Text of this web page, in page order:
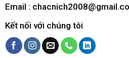
Email :
Kết nối với chúng tôi